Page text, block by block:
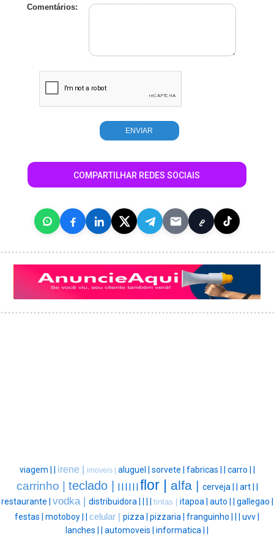
Comentários:
COMPARTILHAR REDES SOCIAIS
viagem | irene | imoveis | aluguel | sorvete | fabricas | carro |
carrinho | teclado | flor | alfa | cerveja | art |
restaurante | vodka | distribuidora | tintas | itapoa | auto |
gallegao |
festas | motoboy | celular | pizza | pizzaria | franguinho |
uvv |
lanches |
automoveis | informatica |